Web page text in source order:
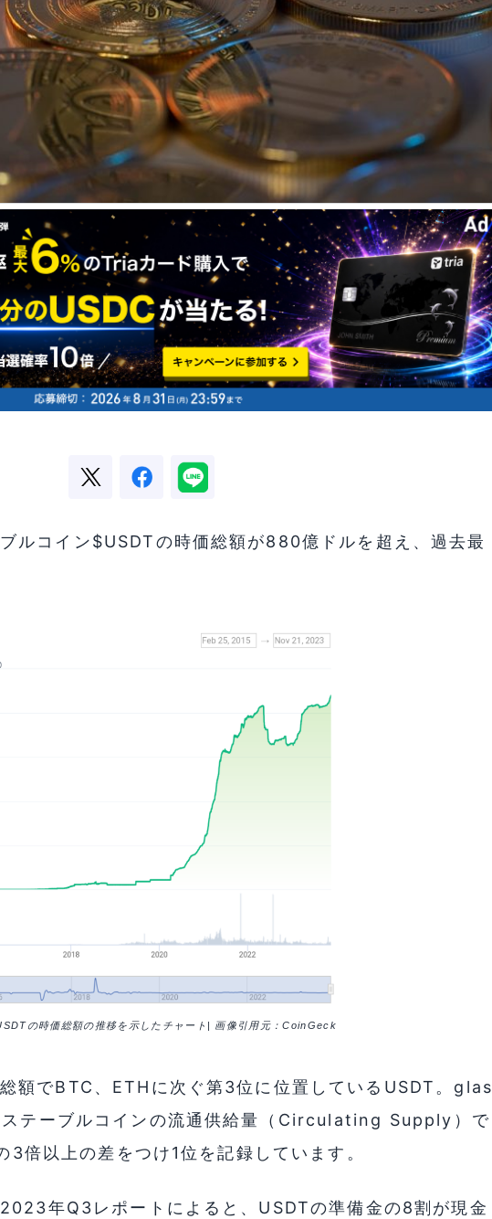
ルコイン$USDTの時価総額が880億ドルを超え、過去最
の時価総額の推移を示したチャート| 画像引用元：CoinGeck
額でBTC、ETHに次ぐ第3位に位置しているUSDT。glas
ステーブルコインの流通供給量（Circulating Supply）で
倍以上の差をつけ1位を記録しています。
年Q3レポートによると、USDTの準備金の8割が現金